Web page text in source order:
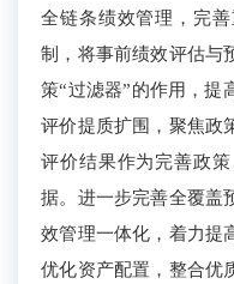
全链条绩效管理， 完
制，将事前绩效评估与
策“过滤器”的作用，提
评价提质扩围，聚焦政
评价结果作为完善政
据。进一步完善全覆盖
效管理一体化，着力提
优化资产配置，整合优